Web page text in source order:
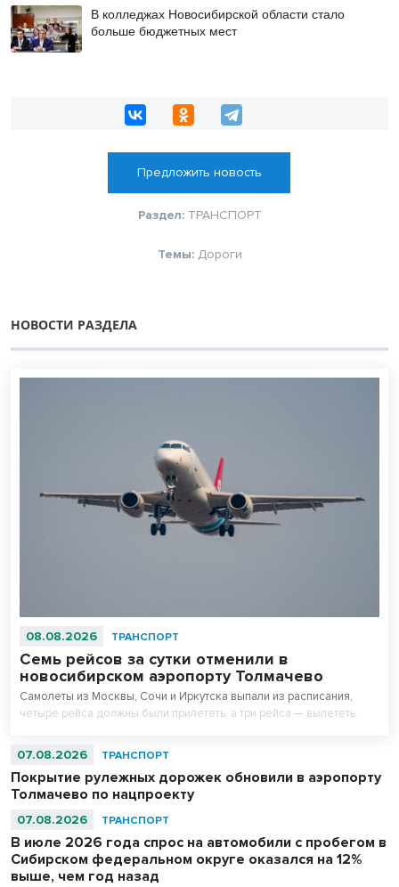
В колледжах Новосибирской области стало
больше бюджетных мест
Предложить новость
Раздел: ТРАНСПОРТ
Темы: Дороги
НОВОСТИ РАЗДЕЛА
08.08.2026 ТРАНСПОРТ
Семь рейсов за сутки отменили в
новосибирском аэропорту Толмачево
Самолеты из Москвы, Сочи и Иркутска выпали из расписания,
четыре рейса должны были прилететь, а три рейса — вылететь.
07.08.2026 ТРАНСПОРТ
Покрытие рулежных дорожек обновили в аэропорту
Толмачево по нацпроекту
07.08.2026 ТРАНСПОРТ
В июле 2026 года спрос на автомобили с пробегом в
Сибирском федеральном округе оказался на 12%
выше, чем год назад